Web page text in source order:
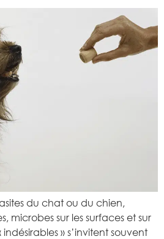
du chat ou du chien,
microbes sur les surfaces et sur
» s’invitent souvent